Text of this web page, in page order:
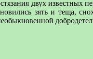
двух
зять и теща,